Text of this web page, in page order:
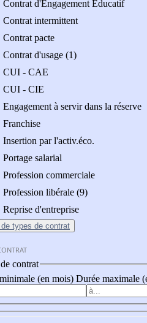
Contrat d'Engagement Educatif
Contrat intermittent
Contrat pacte
Contrat d'usage (1)
CUI - CAE
CUI - CIE
Engagement à servir dans la réserve
Franchise
Insertion par l'activ.éco.
Portage salarial
Profession commerciale
Profession libérale (9)
Reprise d'entreprise
de types de contrat
contrat
(en mois) Durée maximale